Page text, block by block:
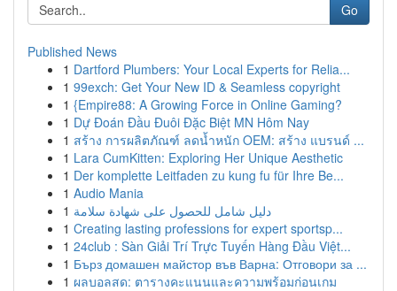
Go
Published News
1 Dartford Plumbers: Your Local Experts for Relia...
1 99exch: Get Your New ID & Seamless copyright
1 {Empire88: A Growing Force in Online Gaming?
1 Dự Đoán Đầu Đuôi Đặc Biệt MN Hôm Nay
1 สร้าง การผลิตภัณฑ์ ลดน้ำหนัก OEM: สร้าง แบรนด์ ...
1 Lara CumKitten: Exploring Her Unique Aesthetic
1 Der komplette Leitfaden zu kung fu für Ihre Be...
1 Audio Mania
1 دليل شامل للحصول على شهادة سلامة
1 Creating lasting professions for expert sportsp...
1 24club : Sàn Giải Trí Trực Tuyến Hàng Đầu Việt...
1 Бърз домашен майстор във Варна: Отговори за ...
1 ผลบอลสด: ตารางคะแนนและความพร้อมก่อนเกม